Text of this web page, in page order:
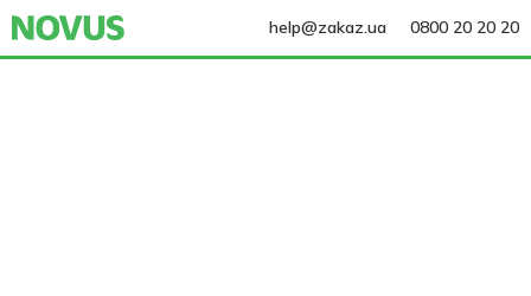
help@zakaz.ua 0800 20 20 20